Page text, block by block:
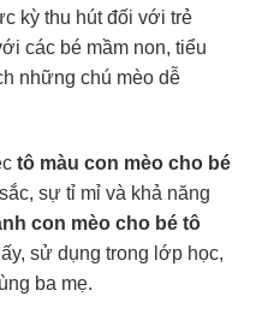
kỳ thu hút đối với trẻ
các bé mầm non, tiểu
những chú mèo dễ
tô màu con mèo cho bé
sự tỉ mỉ và khả năng
con mèo cho bé tô
sử dụng trong lớp học,
ba mẹ.